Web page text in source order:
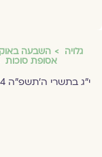
גלויה השבעה
אסופת סוכות
י״ג בתשרי ה׳תשפ״ה 15.10.2024